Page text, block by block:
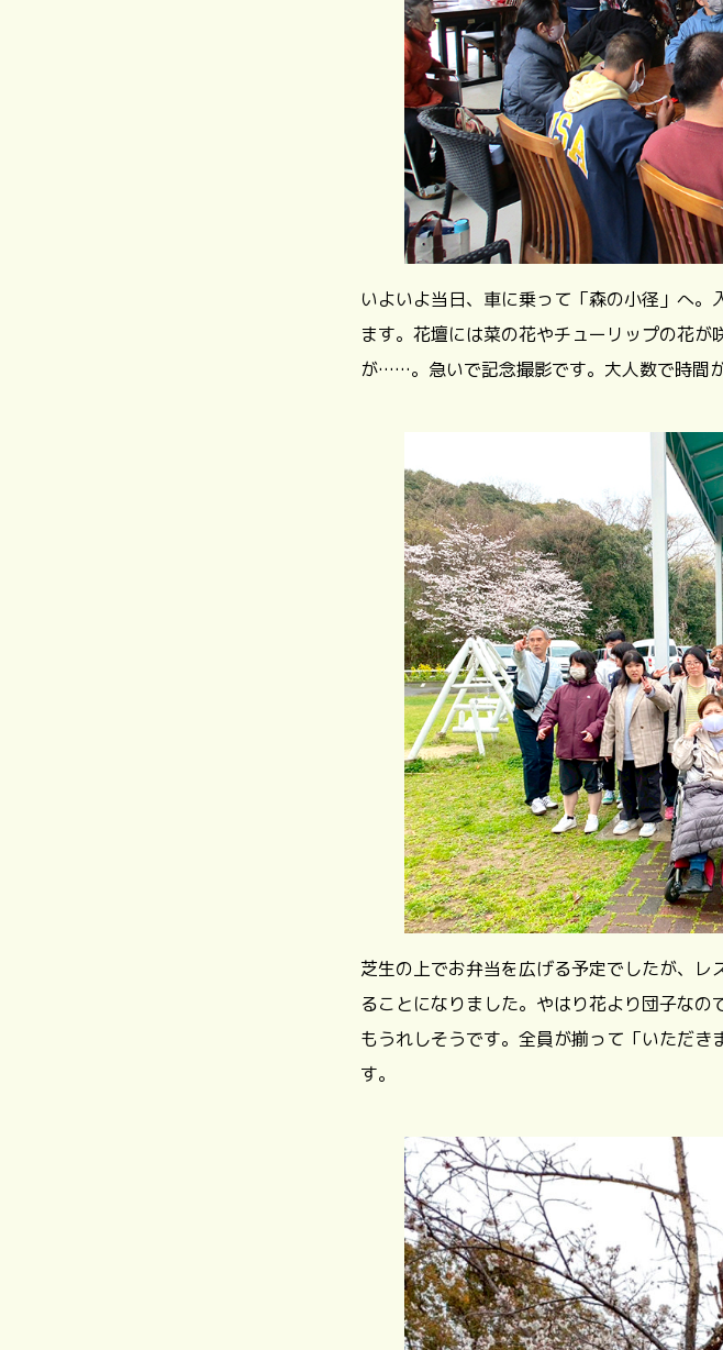
いよいよ当日、車に乗って「森の小径」へ
ます。花壇には菜の花やチューリップの花
が……。急いで記念撮影です。大人数で時間
芝生の上でお弁当を広げる予定でしたが、
ることになりました。やはり花より団子な
もうれしそうです。全員が揃って「いただ
す。